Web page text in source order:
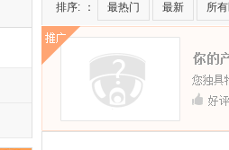
排序: ： 最热门 最新 所